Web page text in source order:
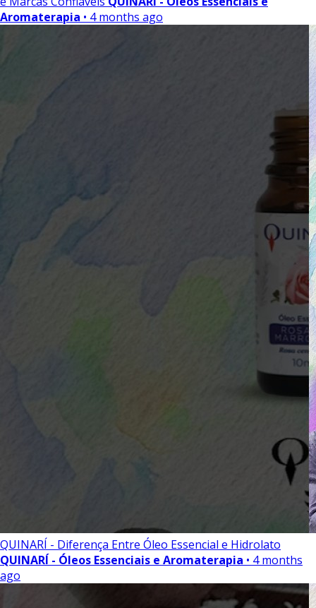
Aromaterapia • 4 months ago
QUINARÍ - Diferença Entre Óleo Essencial e Hidrolato
QUINARÍ - Óleos Essenciais e Aromaterapia • 4 months
ago